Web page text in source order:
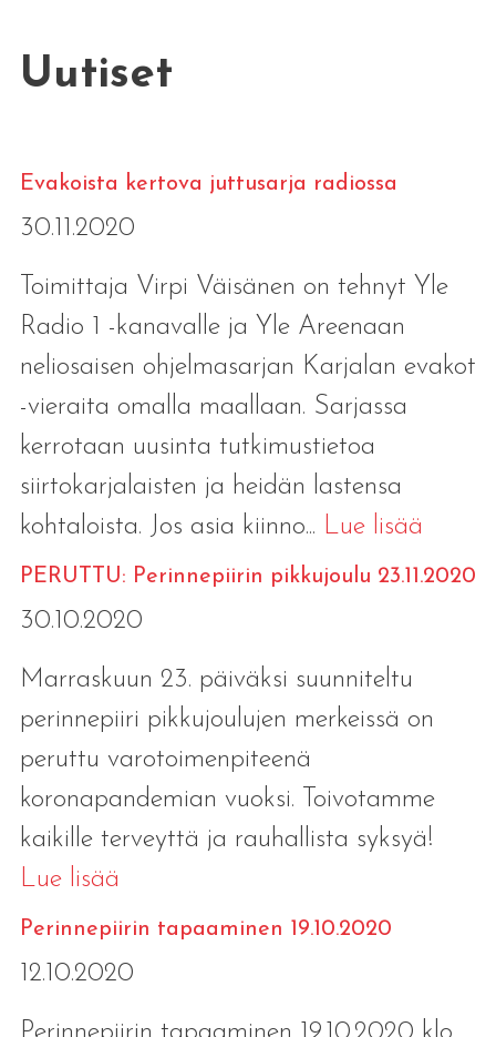
Uutiset
Evakoista kertova juttusarja radiossa
30.11.2020
Toimittaja Virpi Väisänen on tehnyt Yle
Radio 1 -kanavalle ja Yle Areenaan
neliosaisen ohjelmasarjan Karjalan evakot
-vieraita omalla maallaan. Sarjassa
kerrotaan uusinta tutkimustietoa
siirtokarjalaisten ja heidän lastensa
kohtaloista. Jos asia kiinno... Lue lisää
PERUTTU: Perinnepiirin pikkujoulu 23.11.2020
30.10.2020
Marraskuun 23. päiväksi suunniteltu
perinnepiiri pikkujoulujen merkeissä on
peruttu varotoimenpiteenä
koronapandemian vuoksi. Toivotamme
kaikille terveyttä ja rauhallista syksyä!
Lue lisää
Perinnepiirin tapaaminen 19.10.2020
12.10.2020